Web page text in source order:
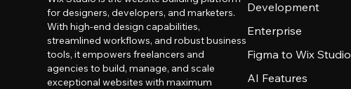
for designers, developers, and marketers.
With high-end design capabilities,
streamlined workflows, and robust business
tools, it empowers freelancers and
agencies to build, manage, and scale
exceptional websites with maximum
Development
Enterprise
Figma to Wix Studio
AI Features